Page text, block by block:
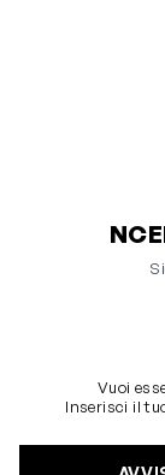
Vuoi
Inserisci il